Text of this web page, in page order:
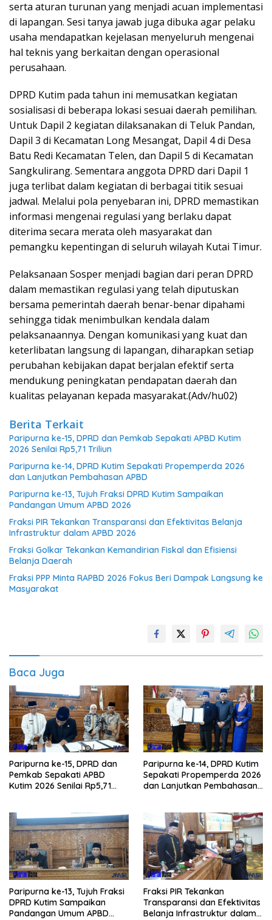
serta aturan turunan yang menjadi acuan implementasi
di lapangan. Sesi tanya jawab juga dibuka agar pelaku
usaha mendapatkan kejelasan menyeluruh mengenai
hal teknis yang berkaitan dengan operasional
perusahaan.
DPRD Kutim pada tahun ini memusatkan kegiatan
sosialisasi di beberapa lokasi sesuai daerah pemilihan.
Untuk Dapil 2 kegiatan dilaksanakan di Teluk Pandan,
Dapil 3 di Kecamatan Long Mesangat, Dapil 4 di Desa
Batu Redi Kecamatan Telen, dan Dapil 5 di Kecamatan
Sangkulirang. Sementara anggota DPRD dari Dapil 1
juga terlibat dalam kegiatan di berbagai titik sesuai
jadwal. Melalui pola penyebaran ini, DPRD memastikan
informasi mengenai regulasi yang berlaku dapat
diterima secara merata oleh masyarakat dan
pemangku kepentingan di seluruh wilayah Kutai Timur.
Pelaksanaan Sosper menjadi bagian dari peran DPRD
dalam memastikan regulasi yang telah diputuskan
bersama pemerintah daerah benar-benar dipahami
sehingga tidak menimbulkan kendala dalam
pelaksanaannya. Dengan komunikasi yang kuat dan
keterlibatan langsung di lapangan, diharapkan setiap
perubahan kebijakan dapat berjalan efektif serta
mendukung peningkatan pendapatan daerah dan
kualitas pelayanan kepada masyarakat.(Adv/hu02)
Berita Terkait
Paripurna ke-15, DPRD dan Pemkab Sepakati APBD Kutim
2026 Senilai Rp5,71 Triliun
Paripurna ke-14, DPRD Kutim Sepakati Propemperda 2026
dan Lanjutkan Pembahasan APBD
Paripurna ke-13, Tujuh Fraksi DPRD Kutim Sampaikan
Pandangan Umum APBD 2026
Fraksi PIR Tekankan Transparansi dan Efektivitas Belanja
Infrastruktur dalam APBD 2026
Fraksi Golkar Tekankan Kemandirian Fiskal dan Efisiensi
Belanja Daerah
Fraksi PPP Minta RAPBD 2026 Fokus Beri Dampak Langsung ke
Masyarakat
Baca Juga
Paripurna ke-15, DPRD dan
Pemkab Sepakati APBD
Kutim 2026 Senilai Rp5,71
Paripurna ke-14, DPRD Kutim
Sepakati Propemperda 2026
dan Lanjutkan Pembahasan
Paripurna ke-13, Tujuh Fraksi
DPRD Kutim Sampaikan
Pandangan Umum APBD
Fraksi PIR Tekankan
Transparansi dan Efektivitas
Belanja Infrastruktur dalam